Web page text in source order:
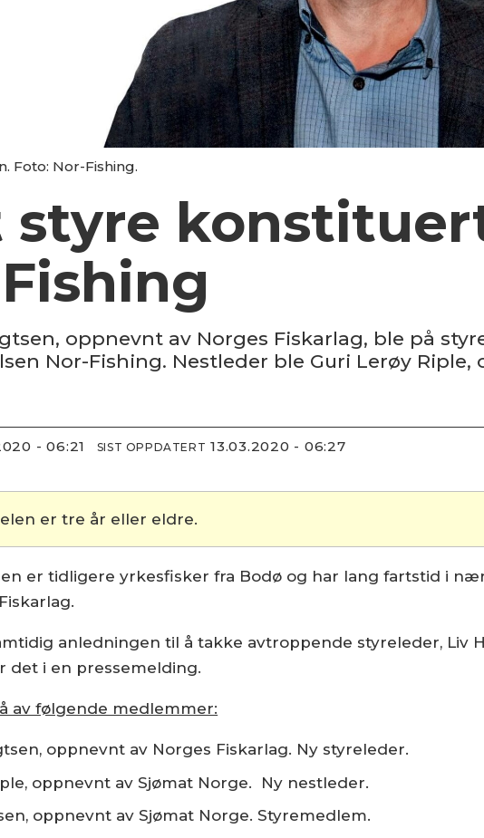
Foto: Nor-Fishing.
styre
oppnevnt av Norges Fiskarlag, ble på
Nor-Fishing. Nestleder ble Guri Lerøy
- 06:21 SIST OPPDATERT 13.03.2020 - 06:27
er tre år eller eldre.
er tidligere yrkesfisker fra Bodø og har lang fartstid i
anledningen til å takke avtroppende styreleder, Liv
det i en pressemelding.
av følgende medlemmer:
oppnevnt av Norges Fiskarlag. Ny styreleder.
oppnevnt av Sjømat Norge. Ny nestleder.
oppnevnt av Sjømat Norge. Styremedlem.